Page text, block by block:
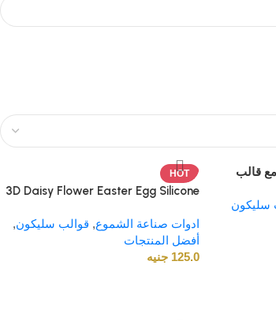
قالب
8.5×7 سم وسعة
سليكون
HOT
3D Daisy Flower Easter Egg Silicone
Durable & Flexible DIY Mold for
Candle Making & Soap Crafting.
Spring Garden Textured Egg Shape
ادوات صناعة الشموع, قوالب سليكون,
أفضل المنتجات
125.0 جنيه